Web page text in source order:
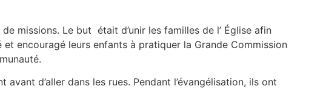
missions. Le but était d’unir les familles de l’ Église afin
encouragé leurs enfants à pratiquer la Grande Commission
d’aller dans les rues. Pendant l’évangélisation, ils ont